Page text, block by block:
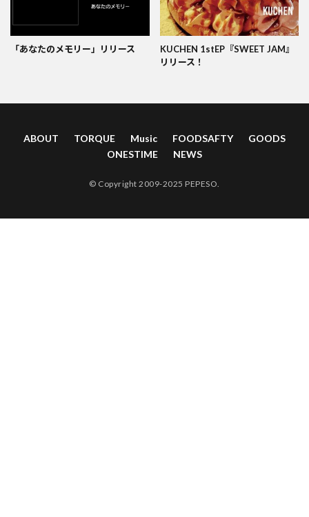
「あなたのメモリー」リリース
KUCHEN 1stEP『SWEET JAM』
リリース！
ABOUT TORQUE Music FOODSAFTY
GOODS
ONESTIME
NEWS
© Copyright 2009-2025 PEPESO.